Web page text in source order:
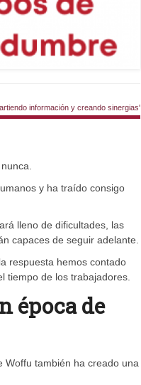
información y creando sinergias'
y ha traído consigo
lleno de dificultades, las
capaces de seguir adelante.
respuesta hemos contado
tiempo de los trabajadores.
época de
Woffu también ha creado una